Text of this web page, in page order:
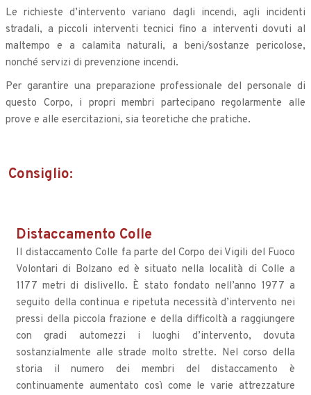
Le richieste d’intervento variano dagli incendi, agli incidenti
stradali, a piccoli interventi tecnici fino a interventi dovuti al
maltempo e a calamita naturali, a beni/sostanze pericolose,
nonché servizi di prevenzione incendi.
Per garantire una preparazione professionale del personale di
questo Corpo, i propri membri partecipano regolarmente alle
prove e alle esercitazioni, sia teoretiche che pratiche.
Consiglio:
Distaccamento Colle
Il distaccamento Colle fa parte del Corpo dei Vigili del Fuoco
Volontari di Bolzano ed è situato nella località di Colle a
1177 metri di dislivello. È stato fondato nell’anno 1977 a
seguito della continua e ripetuta necessità d’intervento nei
pressi della piccola frazione e della difficoltà a raggiungere
con gradi automezzi i luoghi d’intervento, dovuta
sostanzialmente alle strade molto strette. Nel corso della
storia il numero dei membri del distaccamento è
continuamente aumentato così come le varie attrezzature